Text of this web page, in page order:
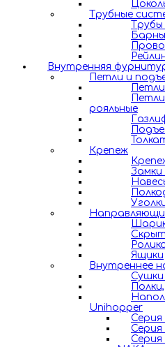
Трубные
Внутренняя
Петли и
рояльные
Крепеж
Замки
Ящики
Внутреннее
Сушки
Unihopper
Серия
Серия